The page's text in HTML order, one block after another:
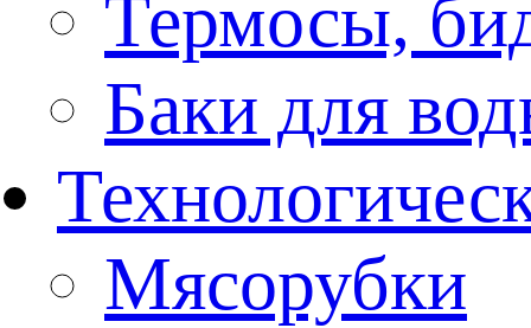
Термосы,
Баки для
Мясорубки